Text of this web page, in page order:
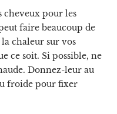
cheveux pour les
faire beaucoup de
chaleur sur vos
ce soit. Si possible, ne
Donnez-leur au
froide pour fixer